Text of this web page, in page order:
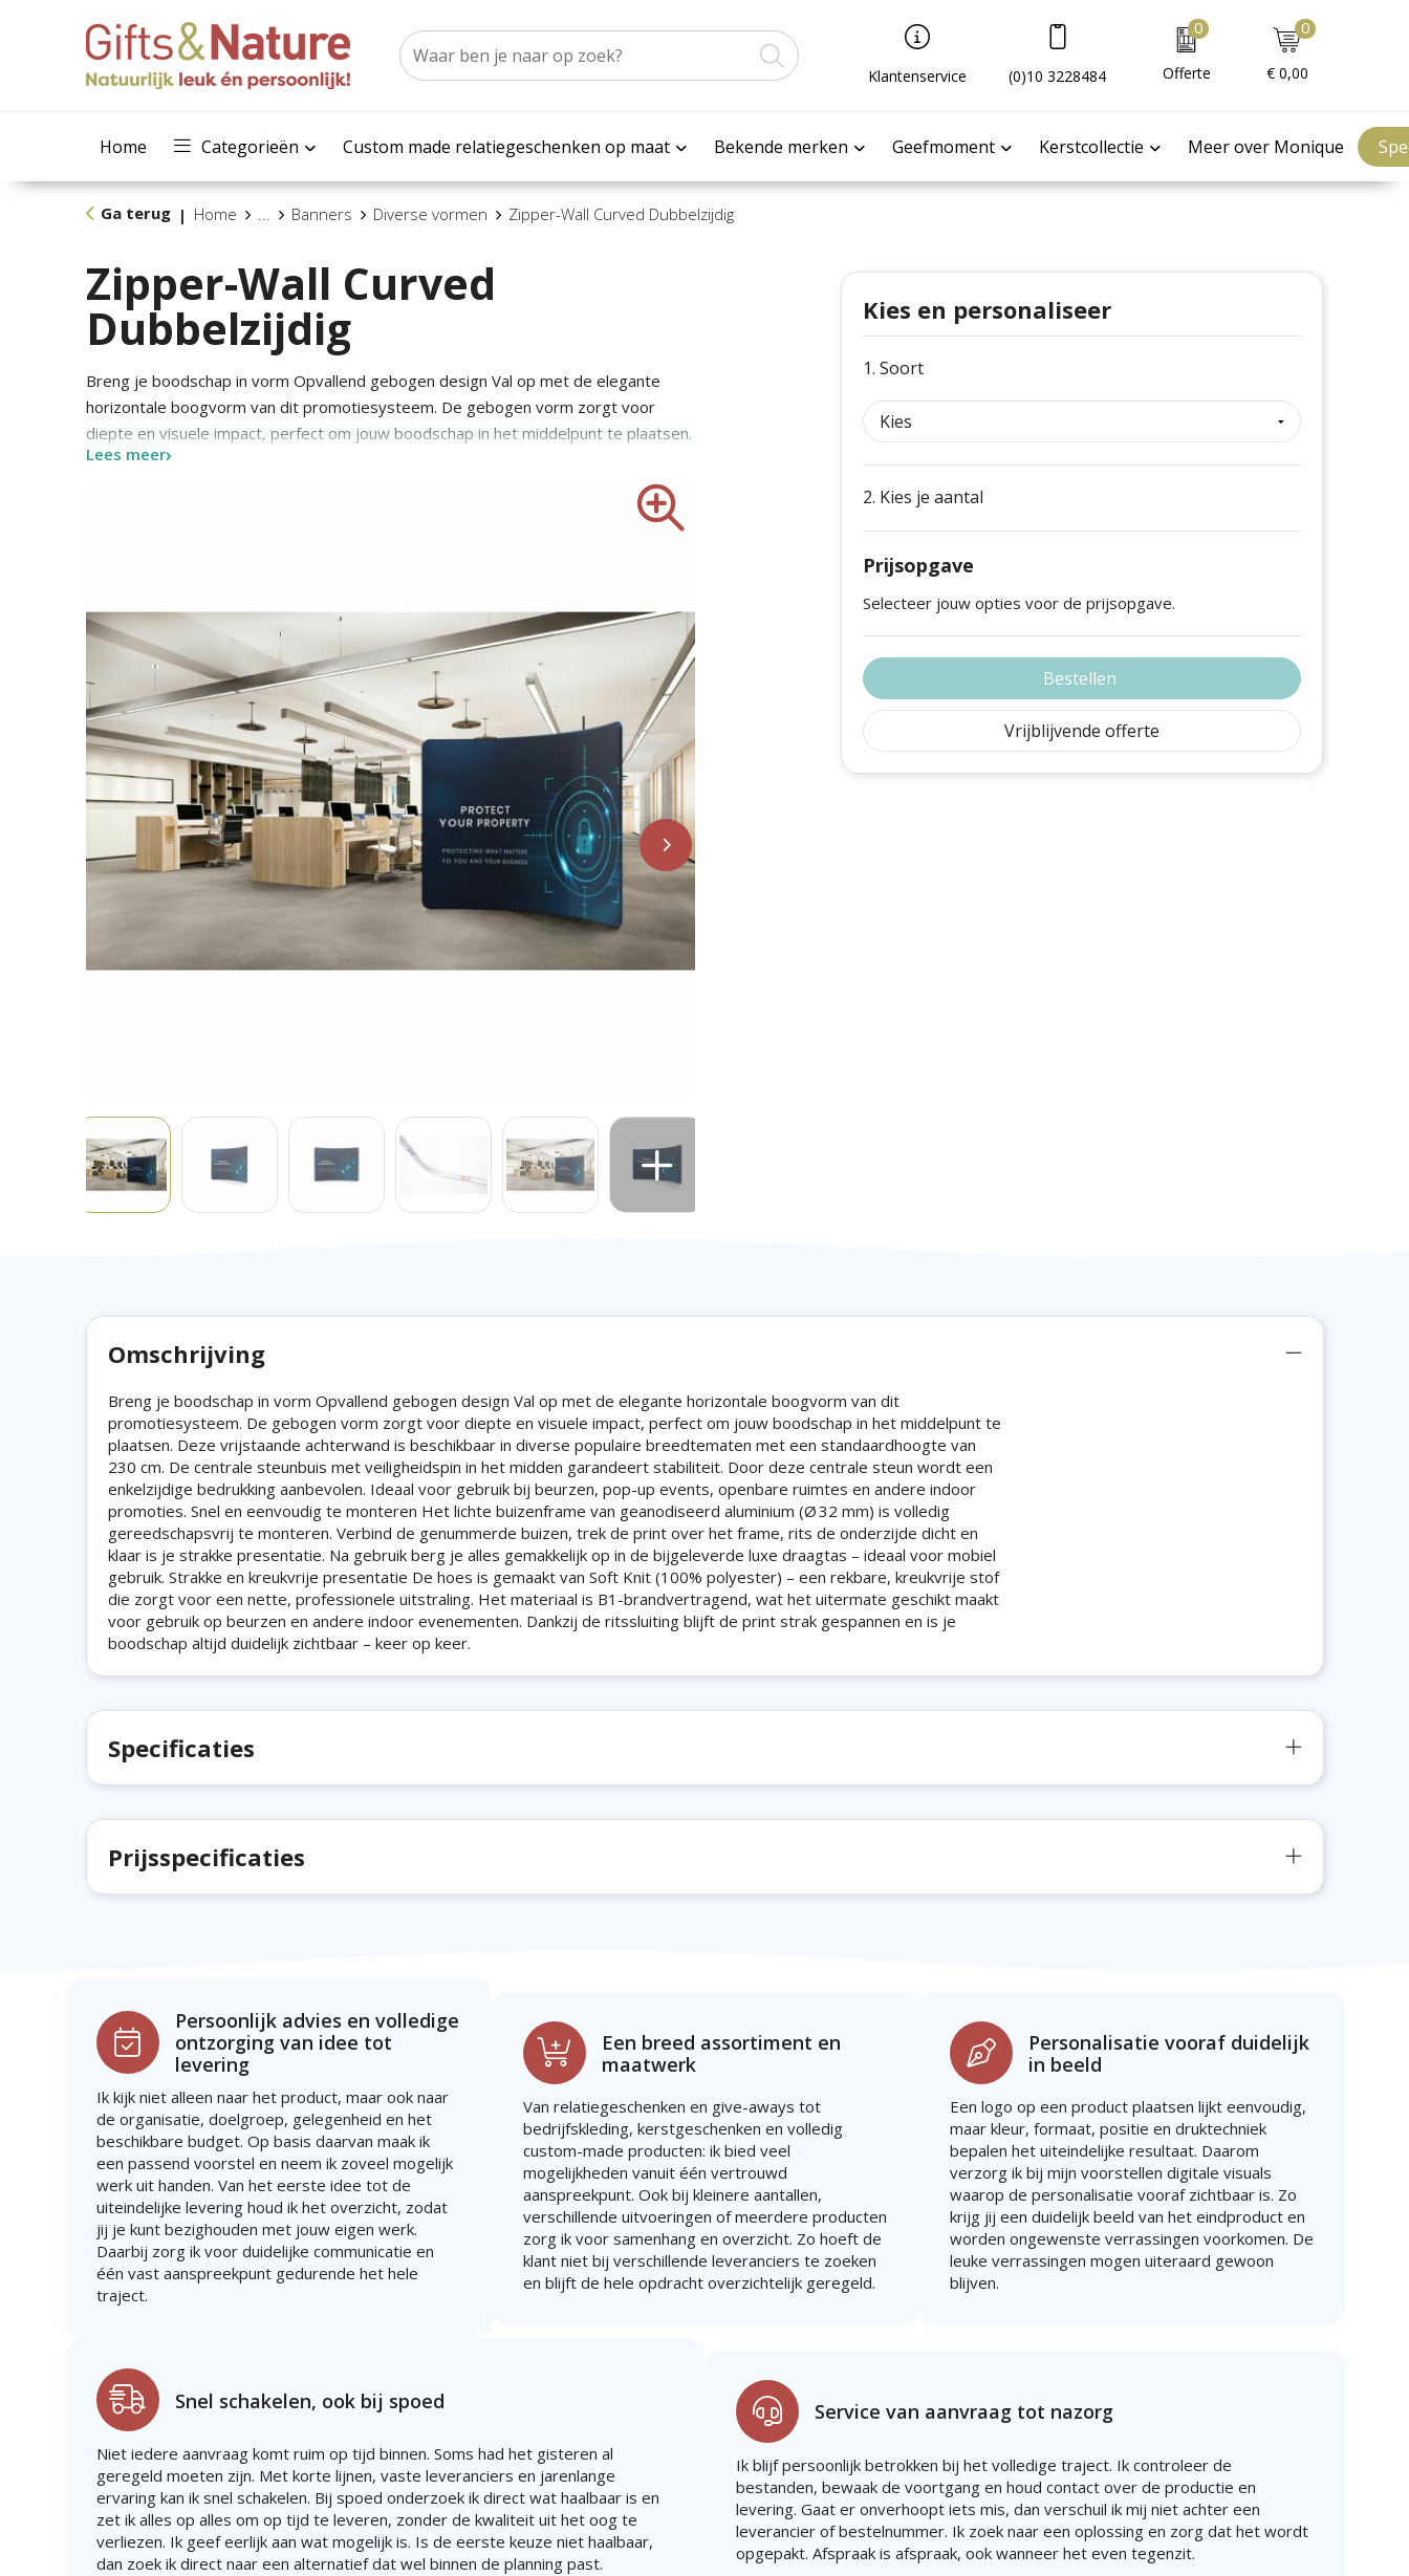
Klantenservice (0)10 3228484
0
Offerte
0
€ 0,00
Home Categorieën Custom made relatiegeschenken op maat Bekende merken Geefmoment Kerstcollectie Meer over Monique
Ga terug | Home ... Banners Diverse vormen Zipper-Wall Curved Dubbelzijdig
Zipper-Wall Curved
Dubbelzijdig
Breng je boodschap in vorm Opvallend gebogen design Val op met de elegante
horizontale boogvorm van dit promotiesysteem. De gebogen vorm zorgt voor
diepte en visuele impact, perfect om jouw boodschap in het middelpunt te plaatsen.
Deze vrijstaande achterwand is beschikbaar in diverse populaire breedtematen met
een standaardhoogte van 230 cm. De centrale steunbuis met veiligheidspin in het
midden garandeert stabiliteit. Door deze centrale steun wordt een enkelzijdige
monteren. Verbind de genummerde buizen, trek de print over het frame, rits de
onderzijde dicht en klaar is je strakke presentatie. Na gebruik berg je alles
gemakkelijk op in de bijgeleverde luxe draagtas – ideaal voor mobiel gebruik.
Strakke en kreukvrije presentatie De hoes is gemaakt van Soft Knit (100%
polyester) – een rekbare, kreukvrije stof die zorgt voor een nette, professionele
uitstraling. Het materiaal is B1-brandvertragend, wat het uitermate geschikt maakt
voor gebruik op beurzen en andere indoor evenementen. Dankzij de ritssluiting blijft
de print strak gespannen en is je boodschap altijd duidelijk zichtbaar – keer op keer.
Lees meer
Kies en personaliseer
1. Soort
2. Kies je aantal
Prijsopgave
Selecteer jouw opties voor de prijsopgave.
Bestellen
Vrijblijvende offerte
Omschrijving
Breng je boodschap in vorm Opvallend gebogen design Val op met de elegante horizontale boogvorm van dit
promotiesysteem. De gebogen vorm zorgt voor diepte en visuele impact, perfect om jouw boodschap in het middelpunt te
plaatsen. Deze vrijstaande achterwand is beschikbaar in diverse populaire breedtematen met een standaardhoogte van
230 cm. De centrale steunbuis met veiligheidspin in het midden garandeert stabiliteit. Door deze centrale steun wordt een
enkelzijdige bedrukking aanbevolen. Ideaal voor gebruik bij beurzen, pop-up events, openbare ruimtes en andere indoor
promoties. Snel en eenvoudig te monteren Het lichte buizenframe van geanodiseerd aluminium (Ø 32 mm) is volledig
gereedschapsvrij te monteren. Verbind de genummerde buizen, trek de print over het frame, rits de onderzijde dicht en
klaar is je strakke presentatie. Na gebruik berg je alles gemakkelijk op in de bijgeleverde luxe draagtas – ideaal voor mobiel
gebruik. Strakke en kreukvrije presentatie De hoes is gemaakt van Soft Knit (100% polyester) – een rekbare, kreukvrije stof
die zorgt voor een nette, professionele uitstraling. Het materiaal is B1-brandvertragend, wat het uitermate geschikt maakt
voor gebruik op beurzen en andere indoor evenementen. Dankzij de ritssluiting blijft de print strak gespannen en is je
boodschap altijd duidelijk zichtbaar – keer op keer.
Specificaties
Prijsspecificaties
Persoonlijk advies en volledige
ontzorging van idee tot
levering
Ik kijk niet alleen naar het product, maar ook naar
de organisatie, doelgroep, gelegenheid en het
beschikbare budget. Op basis daarvan maak ik
een passend voorstel en neem ik zoveel mogelijk
werk uit handen. Van het eerste idee tot de
uiteindelijke levering houd ik het overzicht, zodat
jij je kunt bezighouden met jouw eigen werk.
Daarbij zorg ik voor duidelijke communicatie en
één vast aanspreekpunt gedurende het hele
traject.
Een breed assortiment en
maatwerk
Van relatiegeschenken en give-aways tot
bedrijfskleding, kerstgeschenken en volledig
custom-made producten: ik bied veel
mogelijkheden vanuit één vertrouwd
aanspreekpunt. Ook bij kleinere aantallen,
verschillende uitvoeringen of meerdere producten
zorg ik voor samenhang en overzicht. Zo hoeft de
klant niet bij verschillende leveranciers te zoeken
en blijft de hele opdracht overzichtelijk geregeld.
Personalisatie vooraf duidelijk
in beeld
Een logo op een product plaatsen lijkt eenvoudig,
maar kleur, formaat, positie en druktechniek
bepalen het uiteindelijke resultaat. Daarom
verzorg ik bij mijn voorstellen digitale visuals
waarop de personalisatie vooraf zichtbaar is. Zo
krijg jij een duidelijk beeld van het eindproduct en
worden ongewenste verrassingen voorkomen. De
leuke verrassingen mogen uiteraard gewoon
blijven.
Snel schakelen, ook bij spoed
Niet iedere aanvraag komt ruim op tijd binnen. Soms had het gisteren al
geregeld moeten zijn. Met korte lijnen, vaste leveranciers en jarenlange
ervaring kan ik snel schakelen. Bij spoed onderzoek ik direct wat haalbaar is en
zet ik alles op alles om op tijd te leveren, zonder de kwaliteit uit het oog te
verliezen. Ik geef eerlijk aan wat mogelijk is. Is de eerste keuze niet haalbaar,
dan zoek ik direct naar een alternatief dat wel binnen de planning past.
Service van aanvraag tot nazorg
Ik blijf persoonlijk betrokken bij het volledige traject. Ik controleer de
bestanden, bewaak de voortgang en houd contact over de productie en
levering. Gaat er onverhoopt iets mis, dan verschuil ik mij niet achter een
leverancier of bestelnummer. Ik zoek naar een oplossing en zorg dat het wordt
opgepakt. Afspraak is afspraak, ook wanneer het even tegenzit.